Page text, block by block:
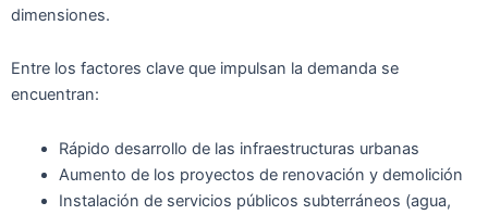
dimensiones.
Entre los factores clave que impulsan la demanda se
encuentran:
Rápido desarrollo de las infraestructuras urbanas
Aumento de los proyectos de renovación y demolición
Instalación de servicios públicos subterráneos (agua,